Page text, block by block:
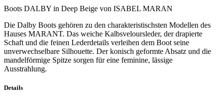
Boots DALBY in Deep Beige von ISABEL MARAN
Die Dalby Boots gehören zu den charakteristischsten Modellen des
Hauses MARANT. Das weiche Kalbsveloursleder, der drapierte
Schaft und die feinen Lederdetails verleihen dem Boot seine
unverwechselbare Silhouette. Der konisch geformte Absatz und die
mandelförmige Spitze sorgen für eine feminine, lässige
Ausstrahlung.
Details